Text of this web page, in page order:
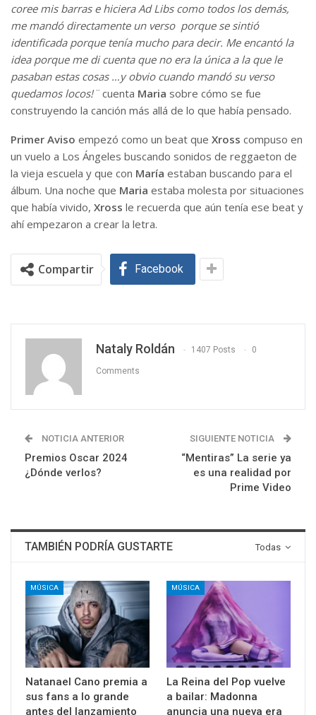
coree mis barras e hiciera Ad Libs como todos los demás,
me mandó directamente un verso porque se sintió
identificada porque tenía mucho para decir. Me encantó la
idea porque me di cuenta que no era la única a la que le
pasaban estas cosas …y obvio cuando mandó su verso
quedamos locos!¨ cuenta Maria sobre cómo se fue
construyendo la canción más allá de lo que había pensado.
Primer Aviso empezó como un beat que Xross compuso en
un vuelo a Los Ángeles buscando sonidos de reggaeton de
la vieja escuela y que con María estaban buscando para el
álbum. Una noche que Maria estaba molesta por situaciones
que había vivido, Xross le recuerda que aún tenía ese beat y
ahí empezaron a crear la letra.
Compartir Facebook
Nataly Roldán 1407 Posts 0
Comments
NOTICIA ANTERIOR
Premios Oscar 2024
¿Dónde verlos?
SIGUIENTE NOTICIA
“Mentiras” La serie ya
es una realidad por
Prime Video
Todas
TAMBIÉN PODRÍA GUSTARTE
MÚSICA
Natanael Cano premia a
sus fans a lo grande
antes del lanzamiento
MÚSICA
La Reina del Pop vuelve
a bailar: Madonna
anuncia una nueva era